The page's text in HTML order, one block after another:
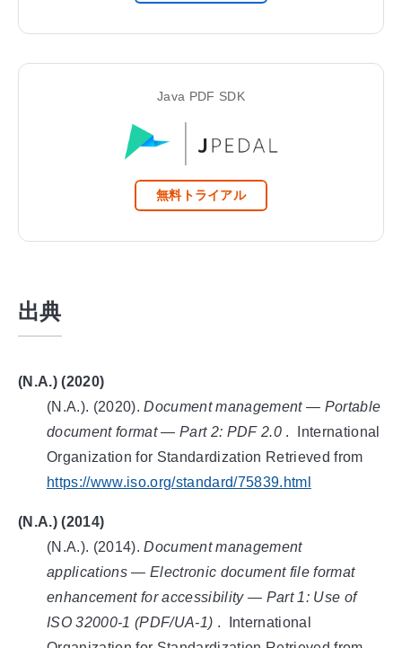
Java PDF SDK
無料トライアル
出典
(N.A.) (2020)
(N.A.). (2020).Document management — Portable
document format — Part 2: PDF 2.0 .
International
Organization for Standardization Retrieved from
https://www.iso.org/standard/75839.html
(N.A.) (2014)
(N.A.). (2014).Document management
applications — Electronic document file format
enhancement for accessibility — Part 1: Use of
ISO 32000-1 (PDF/UA-1) .
International